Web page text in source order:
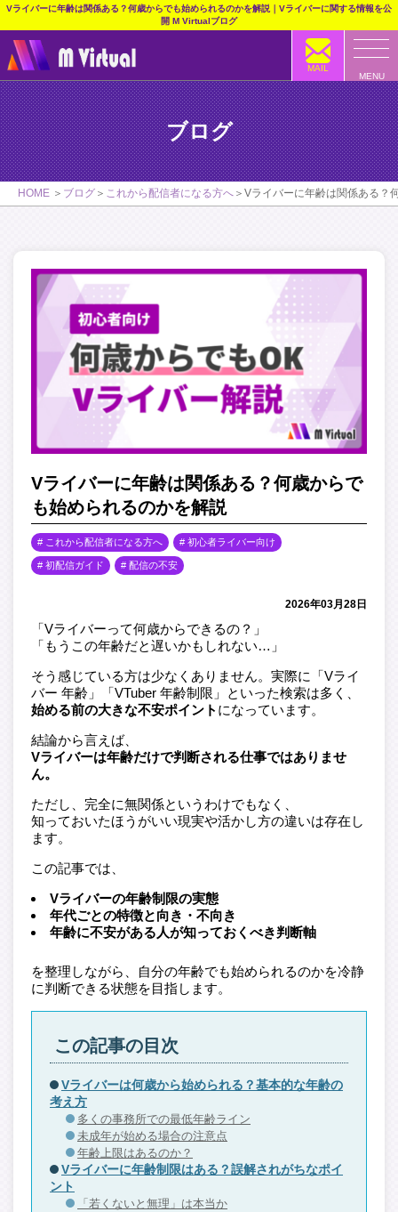
Vライバーに年齢は関係ある？何歳からでも始められるのかを解説｜Vライバーに関する情報を公
開 M Virtualブログ
MENU
MAIL
ブログ
HOME ブログ これから配信者になる方へ Vライバーに年齢は関係ある？
Vライバーに年齢は関係ある？何歳からで
も始められるのかを解説
これから配信者になる方へ 初心者ライバー向け
初配信ガイド 配信の不安
2026年03月28日
「Vライバーって何歳からできるの？」
「もうこの年齢だと遅いかもしれない…」
そう感じている方は少なくありません。実際に「Vライ
バー 年齢」「VTuber 年齢制限」といった検索は多く、
始める前の大きな不安ポイント になっています。
結論から言えば、
Vライバーは年齢だけで判断される仕事ではありませ
ん。
ただし、完全に無関係というわけでもなく、
知っておいたほうがいい現実や活かし方の違いは存在し
ます。
この記事では、
Vライバーの年齢制限の実態
年代ごとの特徴と向き・不向き
年齢に不安がある人が知っておくべき判断軸
を整理しながら、自分の年齢でも始められるのかを冷静
に判断できる状態を目指します。
この記事の目次
Vライバーは何歳から始められる？基本的な年齢の
考え方
多くの事務所での最低年齢ライン
未成年が始める場合の注意点
年齢上限はあるのか？
Vライバーに年齢制限はある？誤解されがちなポイ
ント
「若くないと無理」は本当か